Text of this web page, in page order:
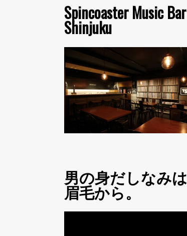
Spincoaster Music Bar
Shinjuku
男の身だしなみは
眉毛から。